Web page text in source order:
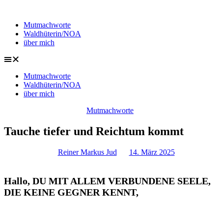
springenMutmachworte
Waldhüterin/NOA
über mich
Mutmachworte
Waldhüterin/NOA
über mich
Mutmachworte
Tauche tiefer und Reichtum kommt
Reiner Markus Jud 14. März 2025
Hallo, DU MIT ALLEM VERBUNDENE SEELE,
DIE KEINE GEGNER KENNT,